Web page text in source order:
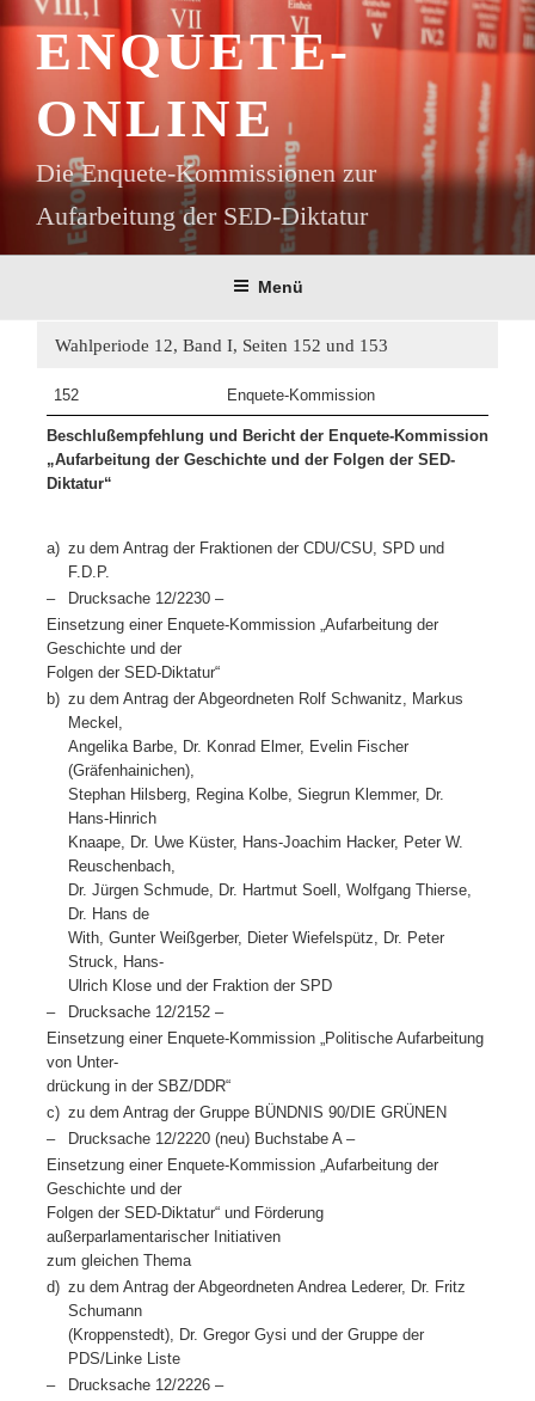
Inhalt
springenENQUETE-
ONLINE
Die Enquete-Kommissionen zur
Aufarbeitung der SED-Diktatur
Menü
Wahlperiode 12, Band I, Seiten 152 und 153
152 Enquete-Kommission
Beschlußempfehlung und Bericht der Enquete-Kommission
„Aufarbeitung der Geschichte und der Folgen der SED-
Diktatur“
a) zu dem Antrag der Fraktionen der CDU/CSU, SPD und
F.D.P.
–
Drucksache 12/2230 –
Einsetzung einer Enquete-Kommission „Aufarbeitung der
Geschichte und der
Folgen der SED-Diktatur“
b) zu dem Antrag der Abgeordneten Rolf Schwanitz, Markus
Meckel,
Angelika Barbe, Dr. Konrad Elmer, Evelin Fischer
(Gräfenhainichen),
Stephan Hilsberg, Regina Kolbe, Siegrun Klemmer, Dr.
Hans-Hinrich
Knaape, Dr. Uwe Küster, Hans-Joachim Hacker, Peter W.
Reuschenbach,
Dr. Jürgen Schmude, Dr. Hartmut Soell, Wolfgang Thierse,
Dr. Hans de
With, Gunter Weißgerber, Dieter Wiefelspütz, Dr. Peter
Struck, Hans-
Ulrich Klose und der Fraktion der SPD
–
Drucksache 12/2152 –
Einsetzung einer Enquete-Kommission „Politische Aufarbeitung
von Unter-
drückung in der SBZ/DDR“
c) zu dem Antrag der Gruppe BÜNDNIS 90/DIE GRÜNEN
–
Drucksache 12/2220 (neu) Buchstabe A –
Einsetzung einer Enquete-Kommission „Aufarbeitung der
Geschichte und der
Folgen der SED-Diktatur“ und Förderung
außerparlamentarischer Initiativen
zum gleichen Thema
d) zu dem Antrag der Abgeordneten Andrea Lederer, Dr. Fritz
Schumann
(Kroppenstedt), Dr. Gregor Gysi und der Gruppe der
PDS/Linke Liste
–
Drucksache 12/2226 –